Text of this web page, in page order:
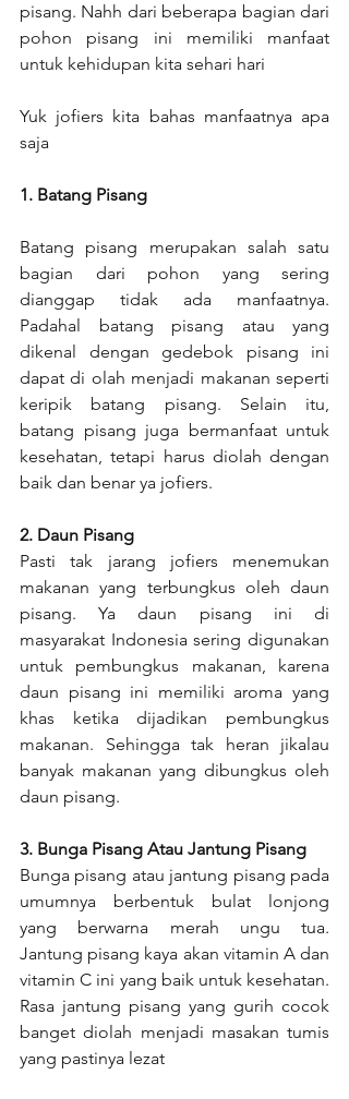
pisang. Nahh dari beberapa bagian dari
pohon pisang ini memiliki manfaat
untuk kehidupan kita sehari hari
Yuk jofiers kita bahas manfaatnya apa
saja
1. Batang Pisang
Batang pisang merupakan salah satu
bagian dari pohon yang sering
dianggap tidak ada manfaatnya.
Padahal batang pisang atau yang
dikenal dengan gedebok pisang ini
dapat di olah menjadi makanan seperti
keripik batang pisang. Selain itu,
batang pisang juga bermanfaat untuk
kesehatan, tetapi harus diolah dengan
2. Daun Pisang
Pasti tak jarang jofiers menemukan
makanan yang terbungkus oleh daun
pisang. Ya daun pisang ini di
masyarakat Indonesia sering digunakan
untuk pembungkus makanan, karena
daun pisang ini memiliki aroma yang
khas ketika dijadikan pembungkus
makanan. Sehingga tak heran jikalau
banyak makanan yang dibungkus oleh
daun pisang.
3. Bunga Pisang Atau Jantung Pisang
Bunga pisang atau jantung pisang pada
umumnya berbentuk bulat lonjong
yang berwarna merah ungu tua.
Jantung pisang kaya akan vitamin A dan
vitamin C ini yang baik untuk kesehatan.
Rasa jantung pisang yang gurih cocok
banget diolah menjadi masakan tumis
yang pastinya lezat